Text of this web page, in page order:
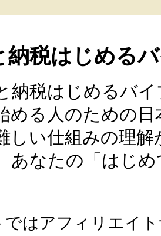
納税はじめる
納税はじめるバ
める人のための
しい仕組みの理
あなたの「はじ
はアフィリエイ